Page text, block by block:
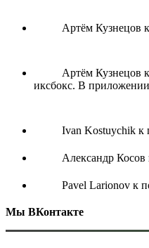
Артём Кузнецов
Артём Кузнецов
иксбокс. В
Ivan Kostuychik к
Александр Косов
Pavel Larionov к
Мы ВКонтакте